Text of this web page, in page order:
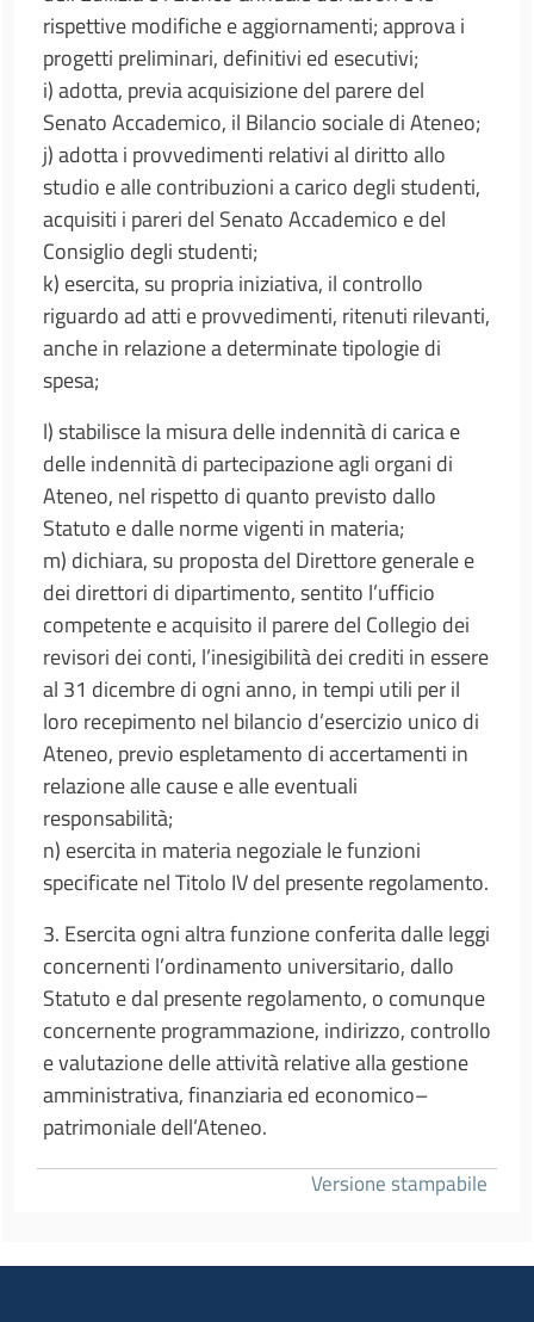
rispettive modifiche e aggiornamenti; approva i
progetti preliminari, definitivi ed esecutivi;
i) adotta, previa acquisizione del parere del
Senato Accademico, il Bilancio sociale di Ateneo;
j) adotta i provvedimenti relativi al diritto allo
studio e alle contribuzioni a carico degli studenti,
acquisiti i pareri del Senato Accademico e del
Consiglio degli studenti;
k) esercita, su propria iniziativa, il controllo
riguardo ad atti e provvedimenti, ritenuti rilevanti,
anche in relazione a determinate tipologie di
spesa;
l) stabilisce la misura delle indennità di carica e
delle indennità di partecipazione agli organi di
Ateneo, nel rispetto di quanto previsto dallo
Statuto e dalle norme vigenti in materia;
m) dichiara, su proposta del Direttore generale e
dei direttori di dipartimento, sentito l’ufficio
competente e acquisito il parere del Collegio dei
revisori dei conti, l’inesigibilità dei crediti in essere
al 31 dicembre di ogni anno, in tempi utili per il
loro recepimento nel bilancio d’esercizio unico di
Ateneo, previo espletamento di accertamenti in
relazione alle cause e alle eventuali
responsabilità;
n) esercita in materia negoziale le funzioni
specificate nel Titolo IV del presente regolamento.
3. Esercita ogni altra funzione conferita dalle leggi
concernenti l’ordinamento universitario, dallo
Statuto e dal presente regolamento, o comunque
concernente programmazione, indirizzo, controllo
e valutazione delle attività relative alla gestione
amministrativa, finanziaria ed economico–
patrimoniale dell’Ateneo.
Versione stampabile